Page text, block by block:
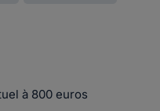
à 800 euros